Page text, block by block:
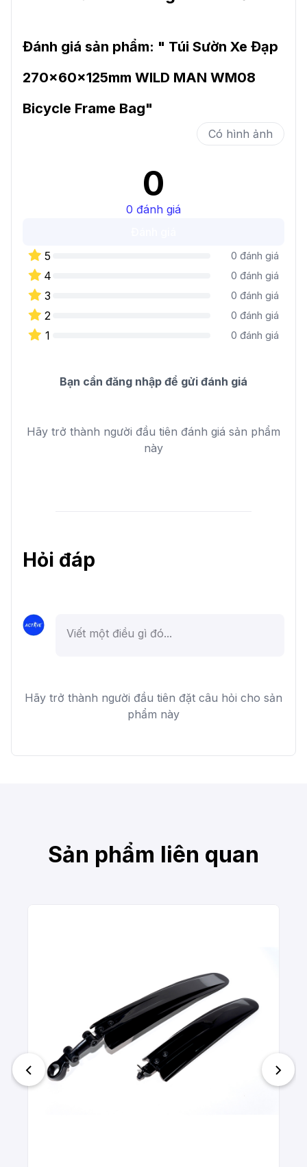
Đánh giá sản phẩm: " Túi Sườn Xe Đạp
270x60x125mm WILD MAN WM08
Bicycle Frame Bag"
Có hình ảnh
0
0 đánh giá
5
0 đánh giá
4 0 đánh giá
3 0 đánh giá
2 0 đánh giá
1 0 đánh giá
Bạn cần đăng nhập để gửi đánh giá
Hãy trở thành người đầu tiên đánh giá sản phẩm
này
Hỏi đáp
Hãy trở thành người đầu tiên đặt câu hỏi cho sản
phẩm này
Sản phẩm liên quan